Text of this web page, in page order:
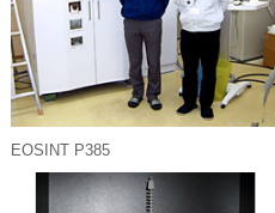
EOSINT P385